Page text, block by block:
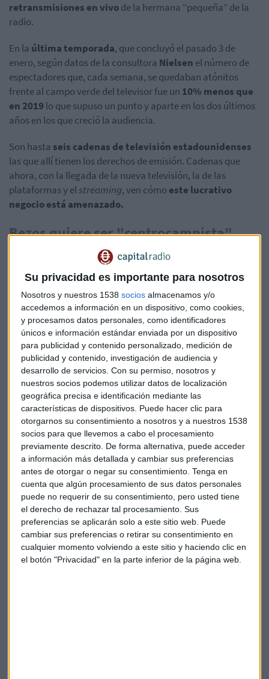
Su privacidad es importante para nosotros
Nosotros y nuestros 1538 socios almacenamos y/o
accedemos a información en un dispositivo, como cookies,
y procesamos datos personales, como identificadores
únicos e información estándar enviada por un dispositivo
para publicidad y contenido personalizado, medición de
publicidad y contenido, investigación de audiencia y
desarrollo de servicios. Con su permiso, nosotros y
nuestros socios podemos utilizar datos de localización
geográfica precisa e identificación mediante las
características de dispositivos. Puede hacer clic para
otorgarnos su consentimiento a nosotros y a nuestros 1538
socios para que llevemos a cabo el procesamiento
previamente descrito. De forma alternativa, puede acceder
a información más detallada y cambiar sus preferencias
antes de otorgar o negar su consentimiento. Tenga en
cuenta que algún procesamiento de sus datos personales
puede no requerir de su consentimiento, pero usted tiene
el derecho de rechazar tal procesamiento. Sus
preferencias se aplicarán solo a este sitio web. Puede
cambiar sus preferencias o retirar su consentimiento en
cualquier momento volviendo a este sitio y haciendo clic en
el botón "Privacidad" en la parte inferior de la página web.
retransmisiones en vivode la hermana “pequeña” de la
radio.
En la última temporada, que concluyó el pasado 3 de
enero, según datos de la consultora Nielsen el número de
espectadores que, cada semana, se quedaban atónitos
frente al campo verde del televisor fue un 10% menos que
en 2019 lo que supuso un punto y aparte en los dos últimos
años en los que creció la audiencia.
Son hasta seis cadenas de televisión estadounidenses
las que allí tienen los derechos de emisión. Cadenas que
ahora, con la llegada de la nueva televisión, la de las
plataformas y elstreaming, ven cómo este lucrativo
negocio está amenazado.
Bezos quiere ser "centrocampista"
Liga de Fútbol Profesional de
Estados Unidos (NFL)tiene un nuevo dueño y se trata, ni
más ni menos, que del hombre más rico del mundo.
Jeff Bezosbusca aficiones nuevas. Aquí en Mercado Abierto
ya les contamos hace unas semanas que en los próximos
meses abandonaría la presidencia de su compañía para
centrarse en otras cosas. Una de ellas apunta a ser el
deporte y es que tras conocer, según el diario
estadounidense Front Office Sports, estaría interesado en
adquirir el club de fútbolde la capital del país, el
Washington Football Team, hoy hemos sabido que
Amazon Prime Video, la plataforma de series y películas de
la marca de la sonrisa, busca tambiénquedarse con los
derechos de emisión de todos los partidos.
Lo cuenta en exclusivaThe Wall Street Journal
este jueves.
El acuerdo entraría en vigor, eso sí, para lospartidos
emitidos durante todos los díasexcepto el domingo y el
lunes, lo más lucrativos, en la temporada que viene2021-
2022; por otra parte, los encuentros disputados los
domingos ylunes, pasarían a emitirse en Prime Video a
partir de la temporada 2022-2023.Pactos que, en